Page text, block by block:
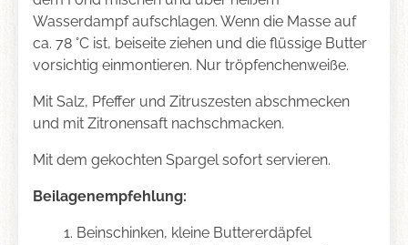
Wasserdampf aufschlagen. Wenn die Masse auf
ca. 78 °C ist, beiseite ziehen und die flüssige Butter
vorsichtig einmontieren. Nur tröpfenchenweiße.
Mit Salz, Pfeffer und Zitruszesten abschmecken
und mit Zitronensaft nachschmacken.
Mit dem gekochten Spargel sofort servieren.
Beilagenempfehlung:
Beinschinken, kleine Buttererdäpfel